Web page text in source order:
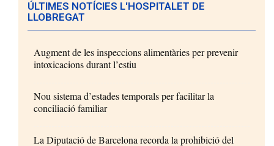
ÚLTIMES NOTÍCIES L'HOSPITALET DE
LLOBREGAT
Augment de les inspeccions alimentàries per prevenir
intoxicacions durant l’estiu
Nou sistema d’estades temporals per facilitar la
conciliació familiar
La Diputació de Barcelona recorda la prohibició del